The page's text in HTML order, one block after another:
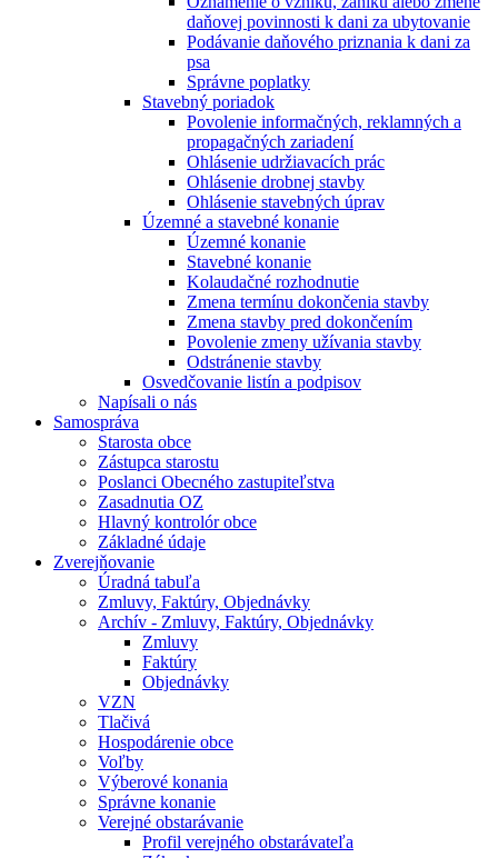
daňovej povinnosti k dani za ubytovanie
Podávanie daňového priznania k dani za
psa
Správne poplatky
Stavebný poriadok
Povolenie informačných, reklamných a
propagačných zariadení
Ohlásenie udržiavacích prác
Ohlásenie drobnej stavby
Ohlásenie stavebných úprav
Územné a stavebné konanie
Územné konanie
Stavebné konanie
Kolaudačné rozhodnutie
Zmena termínu dokončenia stavby
Zmena stavby pred dokončením
Povolenie zmeny užívania stavby
Odstránenie stavby
Osvedčovanie listín a podpisov
Napísali o nás
Samospráva
Starosta obce
Zástupca starostu
Poslanci Obecného zastupiteľstva
Zasadnutia OZ
Hlavný kontrolór obce
Základné údaje
Zverejňovanie
Úradná tabuľa
Zmluvy, Faktúry, Objednávky
Archív - Zmluvy, Faktúry, Objednávky
Zmluvy
Faktúry
Objednávky
VZN
Tlačivá
Hospodárenie obce
Voľby
Výberové konania
Správne konanie
Verejné obstarávanie
Profil verejného obstarávateľa